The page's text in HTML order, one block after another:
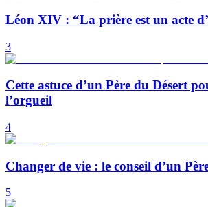
Léon XIV : “La prière est un acte
3
Cette astuce d’un Père du Désert
l’orgueil
4
Changer de vie : le conseil d’un
5